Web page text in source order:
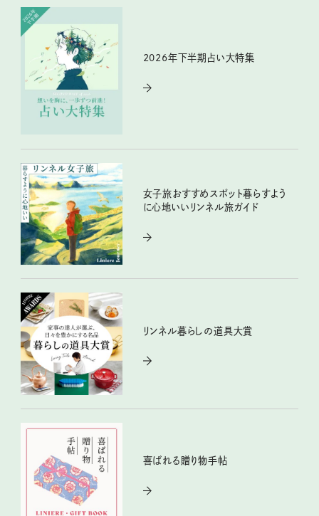
2026年下半期占い大特集
女子旅おすすめスポット暮らすよう
に心地いいリンネル旅ガイド
リンネル暮らしの道具大賞
喜ばれる贈り物手帖